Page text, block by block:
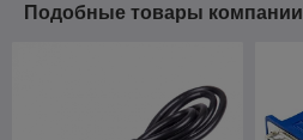
Подобные товары компании